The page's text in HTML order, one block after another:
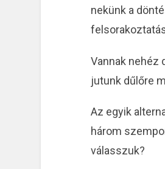
nekünk a
Vannak nehéz
jutunk dűlőre
Az egyik
három
válasszuk?